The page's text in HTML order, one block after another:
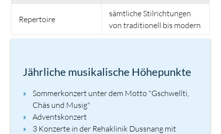
Repertoire
sämtliche Stilrichtungen
von traditionell bis modern
Jährliche musikalische Höhepunkte
Sommerkonzert unter dem Motto "Gschwellti,
Chäs und Musig"
Adventskonzert
3 Konzerte in der Rehaklinik Dussnang mit